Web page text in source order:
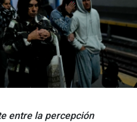
entre la percepción